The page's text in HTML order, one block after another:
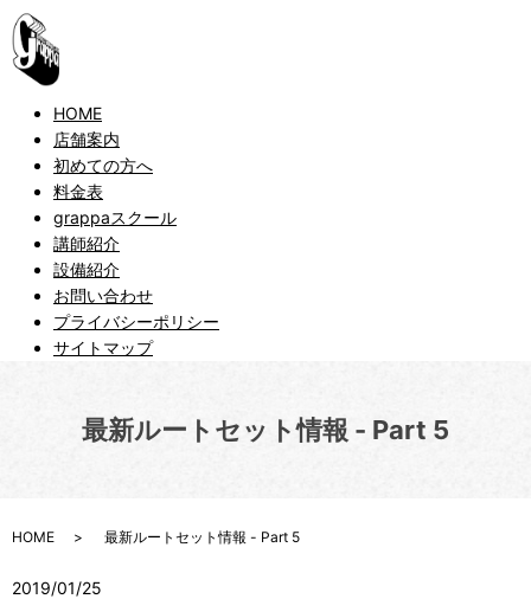
HOME
店舗案内
初めての方へ
料金表
grappaスクール
講師紹介
設備紹介
お問い合わせ
プライバシーポリシー
サイトマップ
最新ルートセット情報 - Part 5
HOME 最新ルートセット情報 - Part 5
2019/01/25